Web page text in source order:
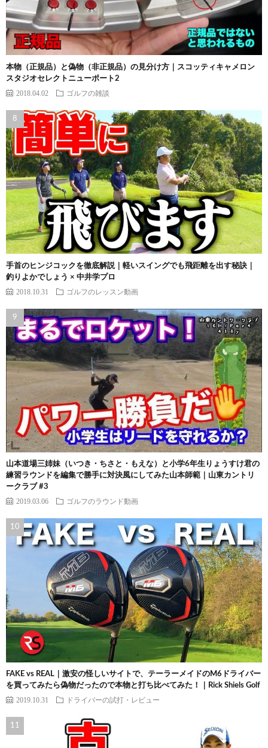
本物（正規品）と偽物（非正規品）の見分け方｜スコッティキャメロン
スタジオセレクトニューポート2
2018.04.02 ゴルフの雑談
手首のヒンジコックを徹底解説｜軽いスイングでも飛距離を出す秘訣｜
釣りよかでしょう × 中井学プロ
2018.10.31 ゴルフのレッスン動画
山本道場三姉妹（いつき・ちさと・もえな）と小学6年生りょうすけ君の
練習ラウンドを編集で勝手に対決風にしてみた山本師範｜山東カントリ
ークラブ #3
2019.03.06 ゴルフのラウンド動画
FAKE vs REAL｜激安の怪しいサイトで、テーラーメイドのM6ドライバー
を買ってみたら偽物だったので本物と打ち比べてみた！｜Rick Shiels Golf
2019.10.31 ドライバーの試打・レビュー